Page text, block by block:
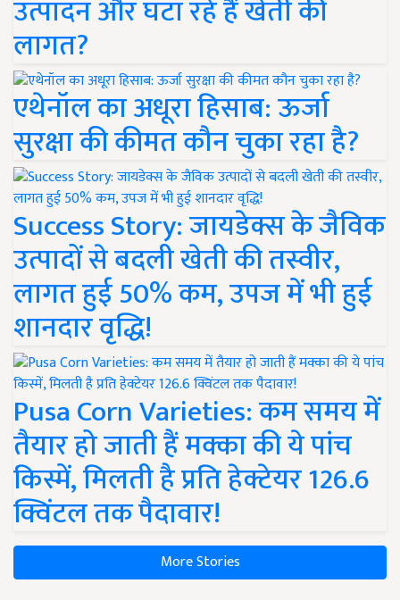
उत्पादन और घटा रहे हैं खेती की
लागत?
एथेनॉल का अधूरा हिसाब: ऊर्जा
सुरक्षा की कीमत कौन चुका रहा है?
Success Story: जायडेक्स के जैविक
उत्पादों से बदली खेती की तस्वीर,
लागत हुई 50% कम, उपज में भी हुई
शानदार वृद्धि!
Pusa Corn Varieties: कम समय में
तैयार हो जाती हैं मक्का की ये पांच
किस्में, मिलती है प्रति हेक्टेयर 126.6
क्विंटल तक पैदावार!
More Stories